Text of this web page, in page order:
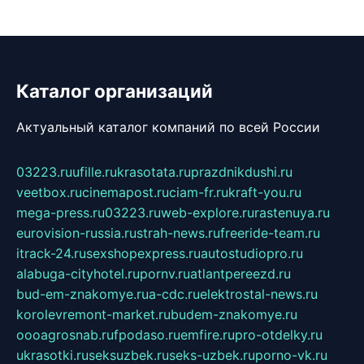
Каталог организаций
Актуальный каталог компаний по всей России
03223.ruufille.rukrasotata.ruprazdnikdushi.ru
veetbox.rucinemapost.ruciam-fr.rukraft-you.ru
mega-press.ru03223.ruweb-explore.rurastenuya.ru
eurovision-russia.rustrah-news.rufreeride-team.ru
itrack-24.rusexshopexpress.ruautostudiopro.ru
alabuga-cityhotel.rupornv.ruatlantpereezd.ru
bud-em-znakomye.rua-cdc.ruelektrostal-news.ru
korolevremont-market.rubudem-znakomye.ru
oooagrosnab.rufpodaso.ruemfire.rupro-otdelky.ru
ukrasotki.ruseksuzbek.ruseks-uzbek.ruporno-vk.ru